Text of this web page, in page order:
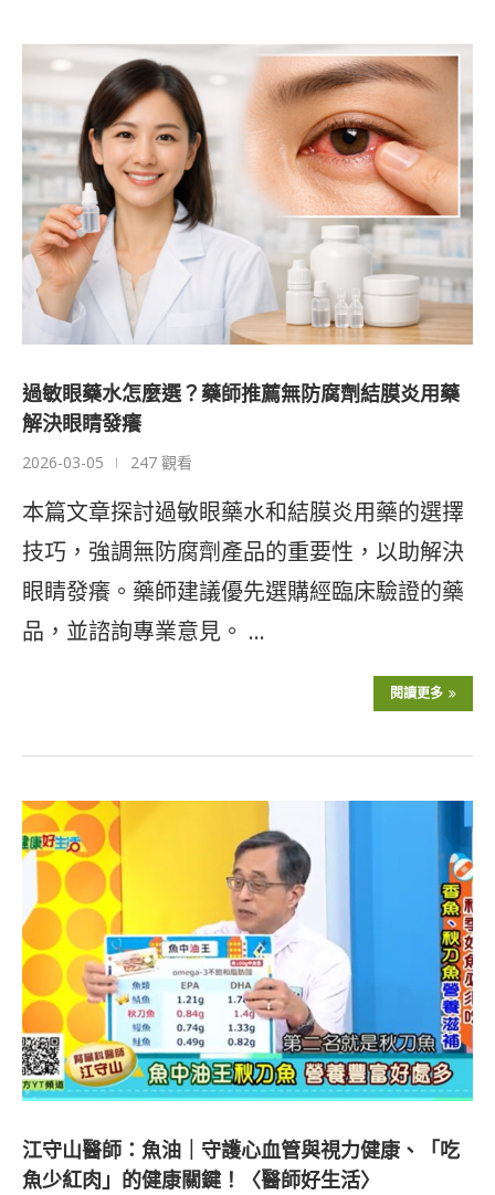
過敏眼藥水怎麼選？藥師推薦無防腐劑結膜炎用藥
解決眼睛發癢
2026-03-05 247 觀看
本篇文章探討過敏眼藥水和結膜炎用藥的選擇
技巧，強調無防腐劑產品的重要性，以助解決
眼睛發癢。藥師建議優先選購經臨床驗證的藥
品，並諮詢專業意見。 …
閱讀更多
江守山醫師：魚油｜守護心血管與視力健康、「吃
魚少紅肉」的健康關鍵！〈醫師好生活〉